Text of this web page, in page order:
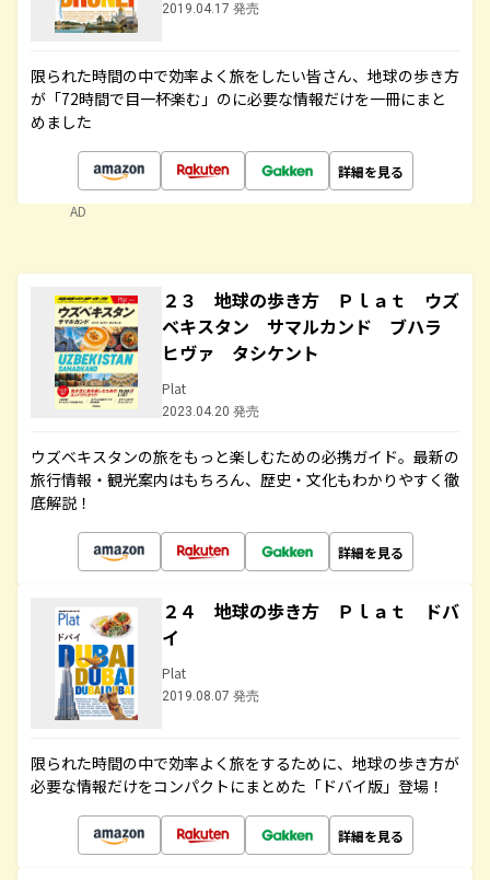
2019.04.17 発売
限られた時間の中で効率よく旅をしたい皆さん、地球の歩き方
が「72時間で目一杯楽む」のに必要な情報だけを一冊にまと
めました
詳細を見る
AD
２３ 地球の歩き方 Ｐｌａｔ ウズ
ベキスタン サマルカンド ブハラ
ヒヴァ タシケント
Plat
2023.04.20 発売
ウズベキスタンの旅をもっと楽しむための必携ガイド。最新の
旅行情報・観光案内はもちろん、歴史・文化もわかりやすく徹
底解説！
詳細を見る
２４ 地球の歩き方 Ｐｌａｔ ドバ
イ
Plat
2019.08.07 発売
限られた時間の中で効率よく旅をするために、地球の歩き方が
必要な情報だけをコンパクトにまとめた「ドバイ版」登場！
詳細を見る